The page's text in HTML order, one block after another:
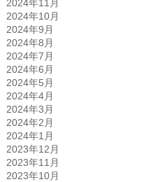
2024年11月
2024年10月
2024年9月
2024年8月
2024年7月
2024年6月
2024年5月
2024年4月
2024年3月
2024年2月
2024年1月
2023年12月
2023年11月
2023年10月